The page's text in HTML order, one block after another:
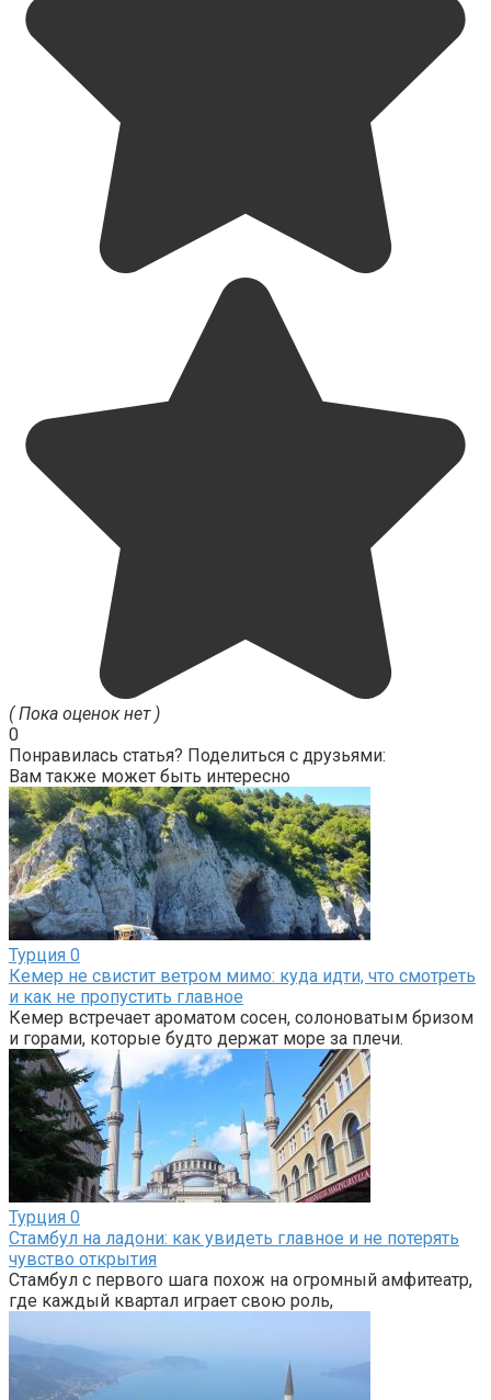
( Пока оценок нет )
0
Понравилась статья? Поделиться с друзьями:
Вам также может быть интересно
Турция 0
Кемер не свистит ветром мимо: куда идти, что смотреть
и как не пропустить главное
Кемер встречает ароматом сосен, солоноватым бризом
и горами, которые будто держат море за плечи.
Турция 0
Стамбул на ладони: как увидеть главное и не потерять
чувство открытия
Стамбул с первого шага похож на огромный амфитеатр,
где каждый квартал играет свою роль,